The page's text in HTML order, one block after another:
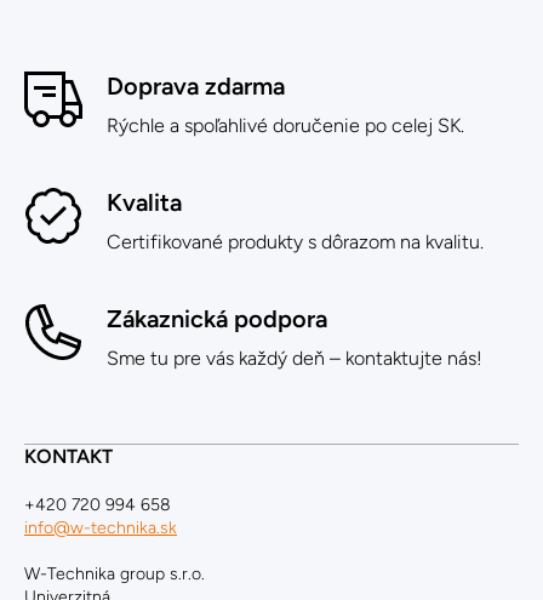
Doprava zdarma
Rýchle a spoľahlivé doručenie po celej SK.
Kvalita
Certifikované produkty s dôrazom na kvalitu.
Zákaznická podpora
Sme tu pre vás každý deň – kontaktujte nás!
KONTAKT
+420 720 994 658
info@w-technika.sk
W-Technika group s.r.o.